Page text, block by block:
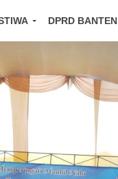
DPRD BANTEN